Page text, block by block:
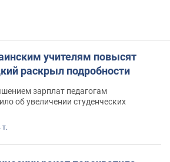
учителям повысят
раскрыл подробности
зарплат педагогам
об увеличении студенческих
т.